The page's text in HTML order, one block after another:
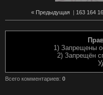
« Предыдущая 163 164
1) Запрещены
2) Запрещён
Всего комментариев: 0